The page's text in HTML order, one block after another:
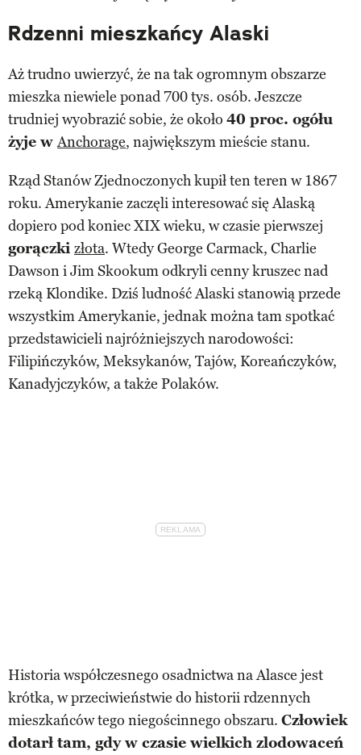
Rdzenni mieszkańcy Alaski
Aż trudno uwierzyć, że na tak ogromnym obszarze
mieszka niewiele ponad 700 tys. osób. Jeszcze
trudniej wyobrazić sobie, że około 40 proc. ogółu
żyje wAnchorage, największym mieście stanu.
Rząd Stanów Zjednoczonych kupił ten teren w 1867
roku. Amerykanie zaczęli interesować się Alaską
dopiero pod koniec XIX wieku, w czasie pierwszej
gorączki złota. Wtedy George Carmack, Charlie
Dawson i Jim Skookum odkryli cenny kruszec nad
rzeką Klondike. Dziś ludność Alaski stanowią przede
wszystkim Amerykanie, jednak można tam spotkać
przedstawicieli najróżniejszych narodowości:
Filipińczyków, Meksykanów, Tajów, Koreańczyków,
Kanadyjczyków, a także Polaków.
Historia współczesnego osadnictwa na Alasce jest
krótka, w przeciwieństwie do historii rdzennych
mieszkańców tego niegościnnego obszaru. Człowiek
dotarł tam, gdy w czasie wielkich zlodowaceń